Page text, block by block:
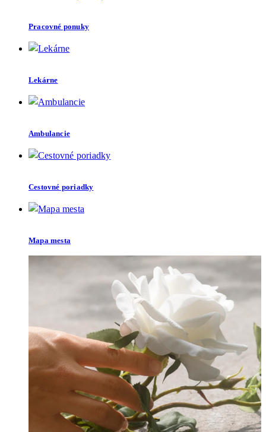
Pracovné ponuky
Lekárne
Ambulancie
Cestovné poriadky
Mapa mesta